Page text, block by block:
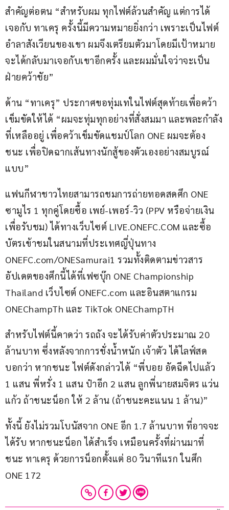
สำคัญต่อตน “สำหรับผม ทุกไฟต์ล้วนสำคัญ แต่การได้
เจอกับ ทาเครุ ครั้งนี้มีความหมายยิ่งกว่า เพราะเป็นไฟต์
อำลาสังเวียนของเขา ผมจึงเตรียมตัวมาโดยมีเป้าหมาย
จะได้กลับมาเจอกับเขาอีกครั้ง และผมมั่นใจว่าจะเป็น
ฝ่ายคว้าชัย”
ด้าน “ทาเครุ” ประกาศขอทุ่มเทในไฟต์สุดท้ายเพื่อคว้า
เข็มขัดให้ได้ “ผมจะทุ่มทุกอย่างที่สั่งสมมา และพละกำลัง
ที่เหลืออยู่ เพื่อคว้าเข็มขัดแชมป์โลก ONE ผมจะต้อง
ชนะ เพื่อปิดฉากเส้นทางนักสู้ของตัวเองอย่างสมบูรณ์
แบบ”
แฟนกีฬาชาวไทยสามารถชมการถ่ายทอดสดศึก ONE
ซามูไร 1 ทุกคู่โดยซื้อ เพย์-เพอร์-วิว (PPV หรือจ่ายเงิน
เพื่อรับชม) ได้ทางเว็บไซต์ LIVE.ONEFC.COM และซื้อ
บัตรเข้าชมในสนามที่ประเทศญี่ปุ่นทาง
ONEFC.com/ONESamurai1 รวมทั้งติดตามข่าวสาร
อัปเดตของศึกนี้ได้ที่เฟซบุ๊ก ONE Championship
Thailand เว็บไซต์ ONEFC.com และอินสตาแกรม
ONEChampTh และ TikTok ONEChampTH
สำหรับไฟต์นี้คาดว่า รถถัง จะได้รับค่าตัวประมาณ 20
ล้านบาท ซึ่งหลังจากการชั่งน้ำหนัก เจ้าตัว ได้ไลฟ์สด
บอกว่า หากชนะ ไฟต์ดังกล่าวได้ “พี่บอย อัดฉีดไปแล้ว
1 แสน พี่หรั่ง 1 แสน ป๋าอีก 2 แสน ลูกพี่นายสมจิตร แว่น
แก้ว ถ้าชนะน็อก ให้ 2 ล้าน (ถ้าชนะคะแนน 1 ล้าน)”
ทั้งนี้ ยังไม่รวมโบนัสจาก ONE อีก 1.7 ล้านบาท ที่อาจจะ
ได้รับ หากชนะน็อก ได้สำเร็จ เหมือนครั้งที่ผ่านมาที่
ชนะ ทาเครุ ด้วยการน็อกตั้งแต่ 80 วินาทีแรก ในศึก
ONE 172